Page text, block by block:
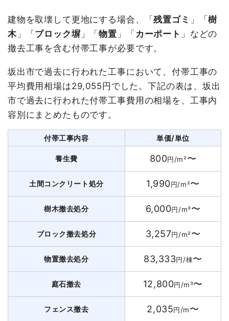
建物を取壊して更地にする場合、「残置ゴミ 」「樹
木」「 ブロック塀 」「物置 」「 カーポート 」などの
撤去工事を含む付帯工事が必要です。
坂出市で過去に行われた工事において、付帯工事の
平均費用相場は29,055円でした。下記の表は、坂出
市で過去に行われた付帯工事費用の相場を、工事内
容別にまとめたものです。
付帯工事内容 単価/単位
養生費 800円/m²〜
土間コンクリート処分 1,990円/m²〜
樹木撤去処分 6,000円/m³〜
ブロック撤去処分 3,257円/m²〜
物置撤去処分 83,333円/棟〜
庭石撤去 12,800円/m³〜
フェンス撤去 2,035円/m〜